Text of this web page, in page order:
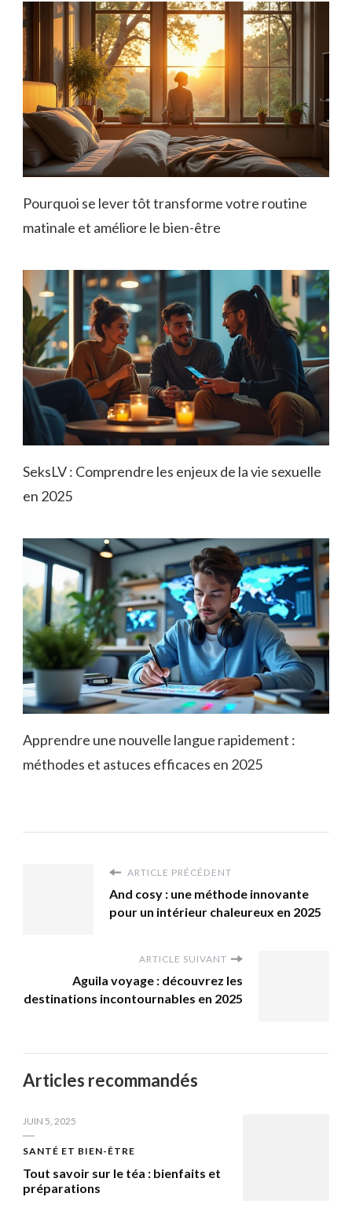
Pourquoi se lever tôt transforme votre routine
matinale et améliore le bien-être
SeksLV : Comprendre les enjeux de la vie sexuelle
en 2025
Apprendre une nouvelle langue rapidement :
méthodes et astuces efficaces en 2025
ARTICLE PRÉCÉDENT
And cosy : une méthode innovante
pour un intérieur chaleureux en 2025
ARTICLE SUIVANT
Aguila voyage : découvrez les
destinations incontournables en 2025
Articles recommandés
JUIN 5, 2025
SANTÉ ET BIEN-ÊTRE
Tout savoir sur le téa : bienfaits et
préparations